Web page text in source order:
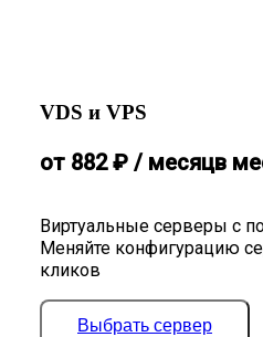
VDS и VPS
Виртуальные серверы с
Меняйте конфигурацию
кликов
от 882₽ / месяцв
Выбрать сервер